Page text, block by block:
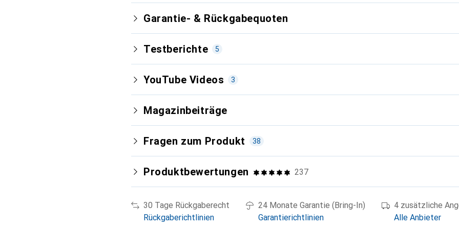
Garantie- & Rückgabequoten
Testberichte 5
Neueste
Sehr gut
90/100 i
Foto Magazin Einzeltest
Veröffentlichung Dezember 2025
Videospezialistin Alpha 7S III.
eigentlich ist alles da. Wer also
10 Bilder/s braucht, ist mit der
YouTube Videos 3
Magazinbeiträge
Fragen zum Produkt 38
Produktbewertungen 237
30 Tage Rückgaberecht
Rückgaberichtlinien
24 Monate Garantie (Bring-In)
Garantierichtlinien
4 zusätzliche
Alle Anbieter